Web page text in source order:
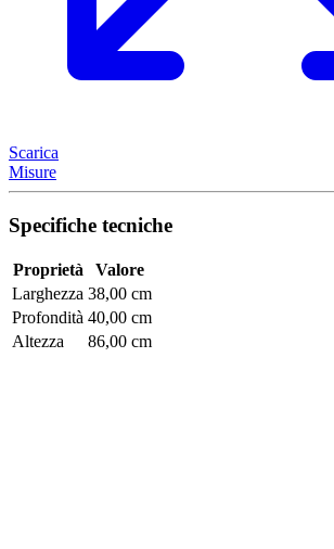
Scarica
Misure
Specifiche tecniche
Proprietà
Valore
Larghezza 38,00 cm
Profondità 40,00 cm
Altezza
86,00 cm